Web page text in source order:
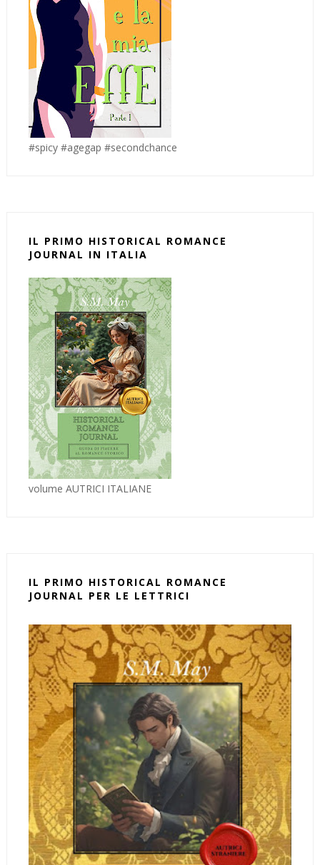
#spicy #agegap #secondchance
IL PRIMO HISTORICAL ROMANCE
JOURNAL IN ITALIA
volume AUTRICI ITALIANE
IL PRIMO HISTORICAL ROMANCE
JOURNAL PER LE LETTRICI